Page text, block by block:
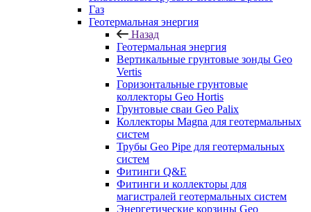
Газ
Геотермальная энергия
Назад
Геотермальная энергия
Вертикальные грунтовые зонды Geo
Vertis
Горизонтальные грунтовые
коллекторы Geo Hortis
Грунтовые сваи Geo Palix
Коллекторы Magna для геотермальных
систем
Трубы Geo Pipe для геотермальных
систем
Фитинги Q&E
Фитинги и коллекторы для
магистралей геотермальных систем
Энергетические корзины Geo